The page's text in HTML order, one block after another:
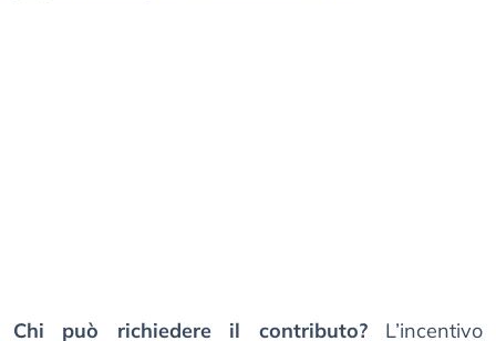
Chi può richiedere il contributo?L’incentivo